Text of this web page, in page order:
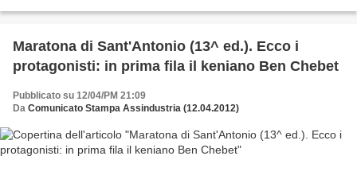
Maratona di Sant'Antonio (13^ ed.). Ecco i
protagonisti: in prima fila il keniano Ben Chebet
Pubblicato su 12/04/PM 21:09
Da Comunicato Stampa Assindustria (12.04.2012)